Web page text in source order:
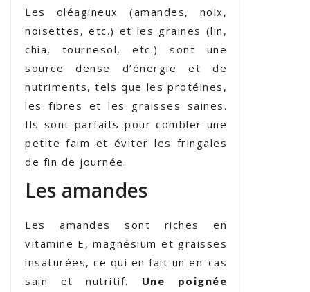
Les oléagineux (amandes, noix,
noisettes, etc.) et les graines (lin,
chia, tournesol, etc.) sont une
source dense d’énergie et de
nutriments, tels que les protéines,
les fibres et les graisses saines.
Ils sont parfaits pour combler une
petite faim et éviter les fringales
de fin de journée.
Les amandes
Les amandes sont riches en
vitamine E, magnésium et graisses
insaturées, ce qui en fait un en-cas
sain et nutritif. Une poignée